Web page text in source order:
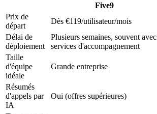
Five9
Prix de
départ
Dès €119/utilisateur/mois
Délai de
déploiement
Plusieurs semaines, souvent avec
services d'accompagnement
Taille
d'équipe
idéale
Grande entreprise
Résumés
d'appels par
IA
Oui (offres supérieures)